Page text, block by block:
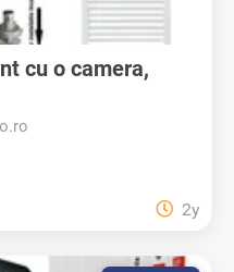
cu o camera,
2y